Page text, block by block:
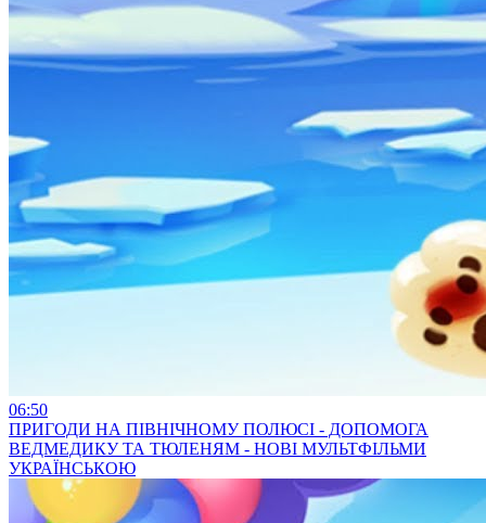
06:50
ПРИГОДИ НА ПІВНІЧНОМУ ПОЛЮСІ - ДОПОМОГА
ВЕДМЕДИКУ ТА ТЮЛЕНЯМ - НОВІ МУЛЬТФІЛЬМИ
УКРАЇНСЬКОЮ